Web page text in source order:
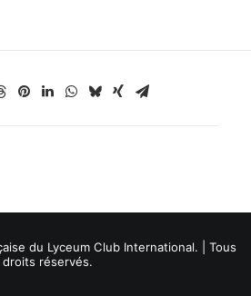
du Lyceum Club International. | Tous
droits réservés.